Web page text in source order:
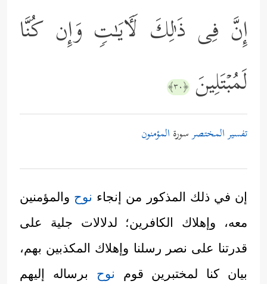
إِنَّ فِی ذَ ٰ⁠لِكَ لَـَٔایَـٰتࣲ وَإِن كُنَّا
لَمُبۡتَلِینَ ﴿٣٠﴾
تفسير المختصرسورة المؤمنون
إن في ذلك المذكور من إنجاء نوح والمؤمنين
معه، وإهلاك الكافرين؛ لدلالات جلية على
قدرتنا على نصر رسلنا وإهلاك المكذبين بهم،
بيان كنا لمختبرين قوم نوح برساله إليهم